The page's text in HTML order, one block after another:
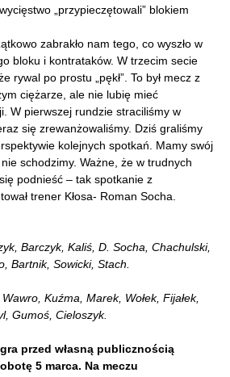
„przypieczętowali” blokiem
zabrakło nam tego, co wyszło w
bloku i kontrataków. W trzecim secie
rywal po prostu „pękł”. To był mecz z
ciężarze, ale nie lubię mieć
W pierwszej rundzie straciliśmy w
się zrewanżowaliśmy. Dziś graliśmy
kolejnych spotkań. Mamy swój
schodzimy. Ważne, że w trudnych
podnieść – tak spotkanie z
trener Kłosa- Roman Socha.
Barczyk, Kaliś, D. Socha, Chachulski,
Bartnik, Sowicki, Stach.
Kuźma, Marek, Wołek, Fijałek,
Gumoś, Cieloszyk.
przed własną publicznością
5 marca. Na meczu